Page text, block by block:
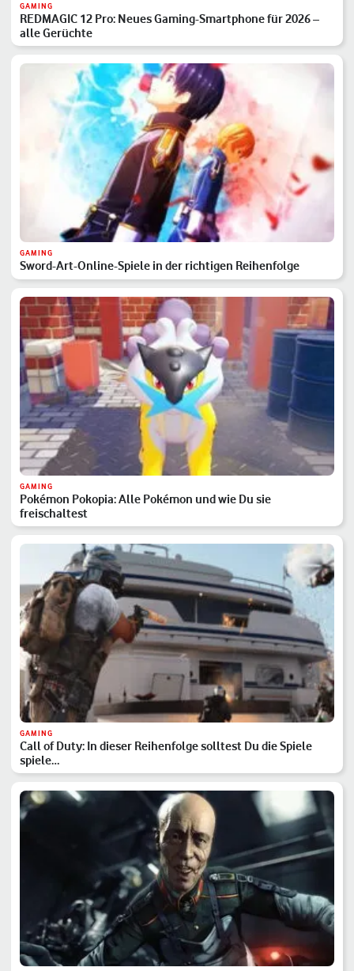
GAMING
REDMAGIC 12 Pro: Neues Gaming-Smartphone für 2026 –
alle Gerüchte
GAMING
Sword-Art-Online-Spiele in der richtigen Reihenfolge
GAMING
Pokémon Pokopia: Alle Pokémon und wie Du sie
freischaltest
GAMING
Call of Duty: In dieser Reihenfolge solltest Du die Spiele
spiele…